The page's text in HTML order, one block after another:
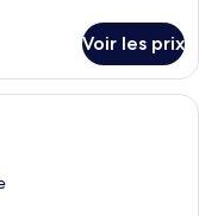
Voir les prix
d’hôtel avec trois lits,